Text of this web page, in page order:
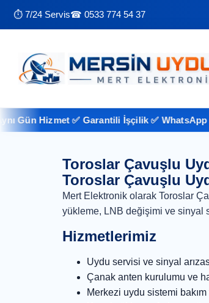
⏱ 7/24 Servis☎ 0533 774 54 37
Gün Hizmet ✅ Garantili İşçilik ✅ WhatsApp
Toroslar Çavuşlu
Toroslar Çavuşlu
Mert Elektronik olarak Toroslar
yükleme, LNB değişimi ve sinyal
Hizmetlerimiz
Uydu servisi ve sinyal
Çanak anten kurulumu ve
Merkezi uydu sistemi